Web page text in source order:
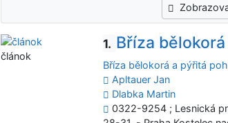
1. Bříza
Bříza bělokorá a pýřitá
Apltauer Jan
Dlabka Martin
0322-9254 ; Lesnická
článok